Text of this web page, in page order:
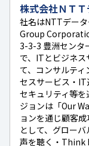
株式会社ＮＴＴ
社名はNTTデー
Group
3-3-3 豊洲センタ
で、ITとビジネ
て、コンサルテ
セスサービス・IT
セキュリティ等
ジョンは「Our
ョンを通じ顧客
として、グローバ
声を聴く・Think